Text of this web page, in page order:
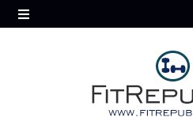
Skip
to
MENU